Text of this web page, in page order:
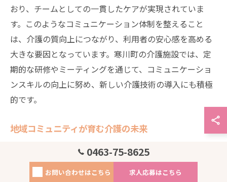
おり、チームとしての一貫したケアが実現されていま
す。このようなコミュニケーション体制を整えること
は、介護の質向上につながり、利用者の安心感を高める
大きな要因となっています。寒川町の介護施設では、定
期的な研修やミーティングを通じて、コミュニケーショ
ンスキルの向上に努め、新しい介護技術の導入にも積極
的です。
地域コミュニティが育む介護の未来
寒川町では、地域コミュニティとの連携が介護の未来を
育む鍵として注目されています。地域住民やボランティ
アが中心となり、介護施設と協力して支援ネットワーク
0463-75-8625
お問い合わせはこちら 求人応募はこちら